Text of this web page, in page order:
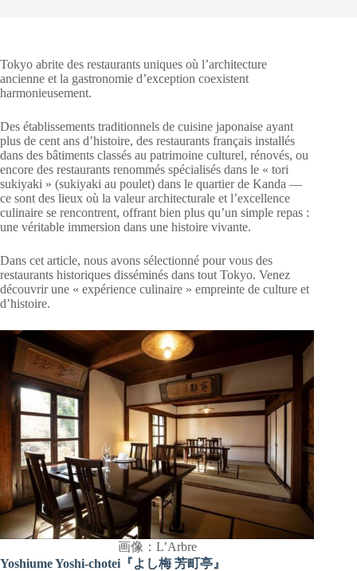
Tokyo abrite des restaurants uniques où l’architecture
ancienne et la gastronomie d’exception coexistent
harmonieusement.
Des établissements traditionnels de cuisine japonaise ayant
plus de cent ans d’histoire, des restaurants français installés
dans des bâtiments classés au patrimoine culturel, rénovés, ou
encore des restaurants renommés spécialisés dans le « tori
sukiyaki » (sukiyaki au poulet) dans le quartier de Kanda —
ce sont des lieux où la valeur architecturale et l’excellence
culinaire se rencontrent, offrant bien plus qu’un simple repas :
une véritable immersion dans une histoire vivante.
Dans cet article, nous avons sélectionné pour vous des
restaurants historiques disséminés dans tout Tokyo. Venez
découvrir une « expérience culinaire » empreinte de culture et
d’histoire.
画像：L’Arbre
Yoshiume Yoshi-chotei『よし梅 芳町亭』